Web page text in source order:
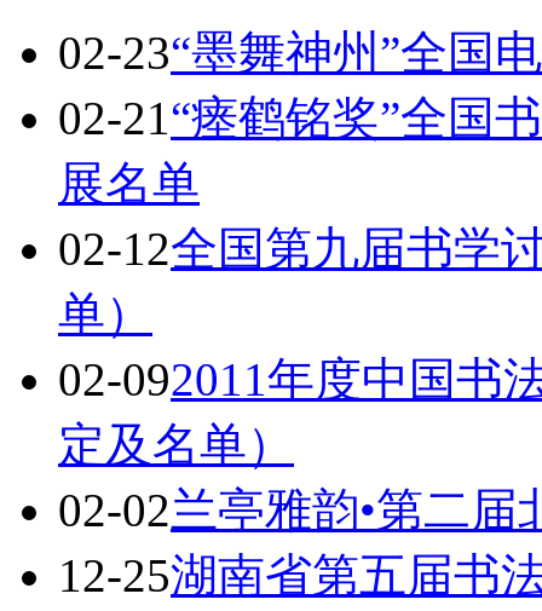
02-23“墨舞神州”全国
02-21“瘗鹤铭奖”全国
展名单
02-12全国第九届书学
单）
02-092011年度中国书
定及名单）
02-02兰亭雅韵•第二
12-25湖南省第五届书